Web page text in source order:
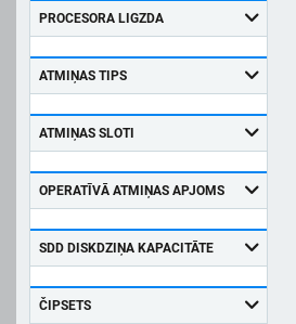
PROCESORA LIGZDA
ATMIŅAS TIPS
ATMIŅAS SLOTI
OPERATĪVĀ ATMIŅAS APJOMS
SDD DISKDZIŅA KAPACITĀTE
ČIPSETS